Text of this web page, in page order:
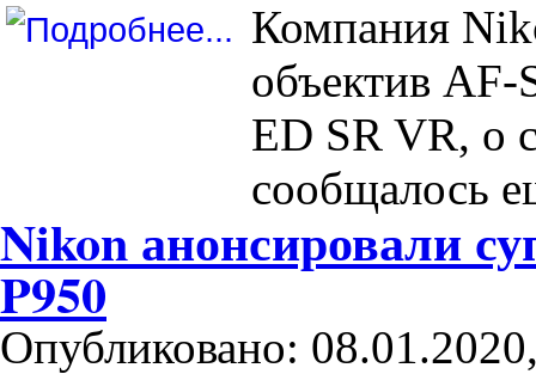
Компания
объектив
ED SR VR, о
сообщалось
Nikon анонсировали
P950
Опубликовано: